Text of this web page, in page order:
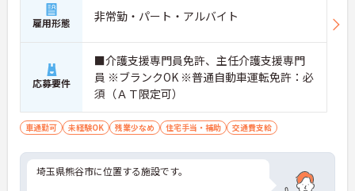
雇用形態 非常勤・パート・アルバイト
応募要件
■介護支援専門員免許、主任介護支援専門
員 ※ブランクOK ※普通自動車運転免許：必
須（ＡＴ限定可）
車通勤可 未経験OK 残業少なめ 住宅手当・補助 交通費支給
埼玉県熊谷市に位置する施設です。